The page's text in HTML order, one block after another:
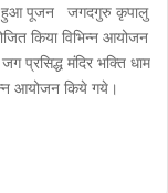
का हुआ पूजन जगदगुरु कृपालु
किया विभिन्न आयोजन
प्रसिद्ध मंदिर भक्ति धाम
आयोजन किये गये।